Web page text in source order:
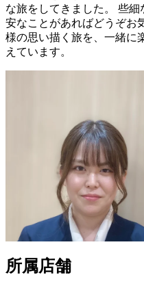
な旅をしてきました。 些
安なことがあればどうぞお
様の思い描く旅を、一緒に
えています。
所属店舗